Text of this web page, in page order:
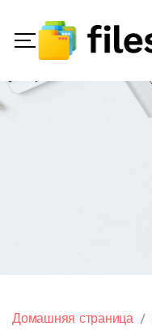
Домашняя страница